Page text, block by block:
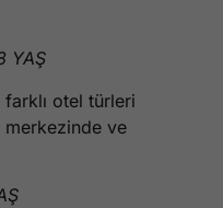
YAŞ
otel türleri
merkezinde ve